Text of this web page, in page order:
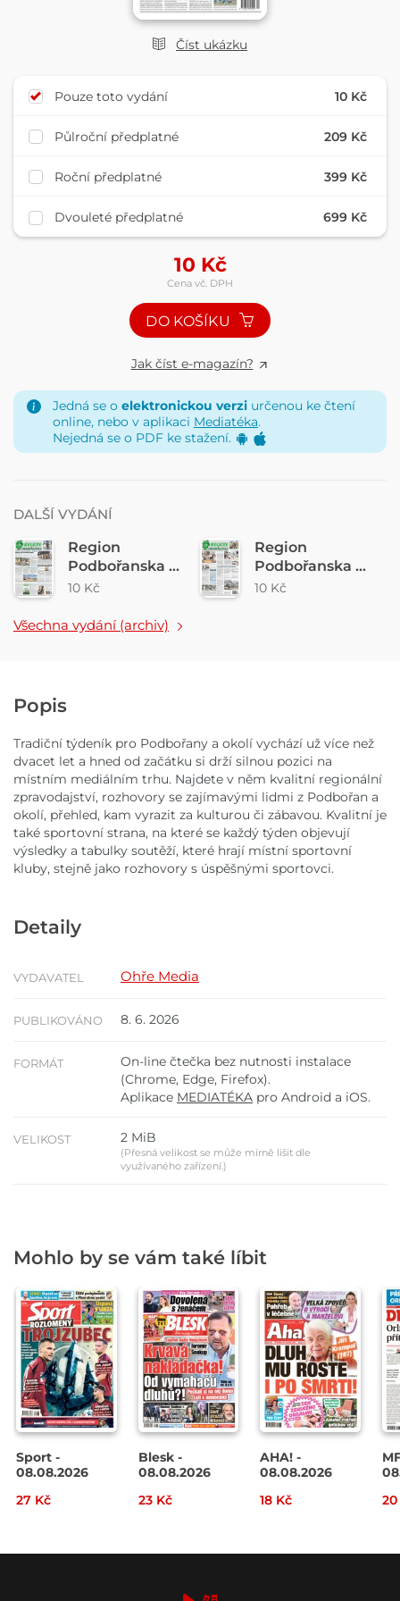
Číst ukázku
Pouze toto vydání 10 Kč
Půlroční předplatné 209 Kč
Roční předplatné 399 Kč
Dvouleté předplatné 699 Kč
10 Kč
Cena vč. DPH
DO KOŠÍKU
Jak číst e-magazín?
Jedná se o elektronickou verzi určenou ke čtení
online, nebo v aplikaci Mediatéka.
Nejedná se o PDF ke stažení.
DALŠÍ VYDÁNÍ
Region
Podbořanska č.
31/2026
10 Kč
Region
Podbořanska č.
30/2026
10 Kč
Všechna vydání (archiv)
Popis
Tradiční týdeník pro Podbořany a okolí vychází už více než
dvacet let a hned od začátku si drží silnou pozici na
místním mediálním trhu. Najdete v něm kvalitní regionální
zpravodajství, rozhovory se zajímavými lidmi z Podbořan a
okolí, přehled, kam vyrazit za kulturou či zábavou. Kvalitní je
také sportovní strana, na které se každý týden objevují
výsledky a tabulky soutěží, které hrají místní sportovní
kluby, stejně jako rozhovory s úspěšnými sportovci.
Detaily
VYDAVATEL Ohře Media
PUBLIKOVÁNO 8. 6. 2026
FORMÁT
On-line čtečka bez nutnosti instalace
(Chrome, Edge, Firefox).
Aplikace MEDIATÉKA pro Android a iOS.
VELIKOST 2 MiB
(Přesná velikost se může mírně lišit dle
využívaného zařízení.)
Mohlo by se vám také líbit
Sport -
08.08.2026
27 Kč
Blesk -
08.08.2026
23 Kč
AHA! -
08.08.2026
18 Kč
20